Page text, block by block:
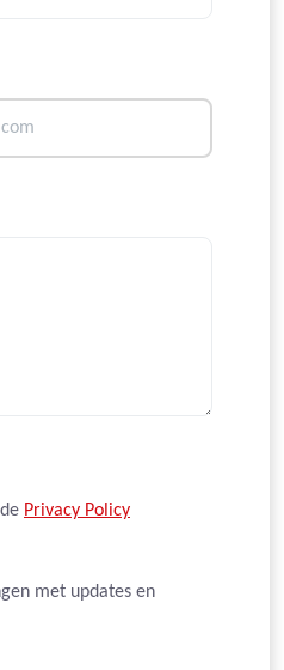
Privacy Policy
met updates en